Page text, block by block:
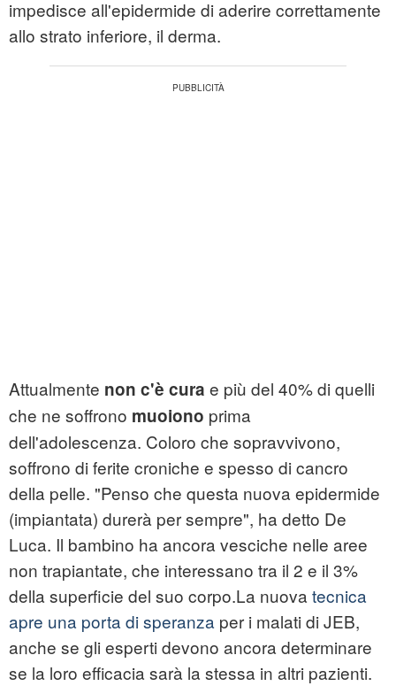
impedisce all'epidermide di aderire correttamente
allo strato inferiore, il derma.
Attualmente non c'è cura e più del 40% di quelli
che ne soffrono muoiono prima
dell'adolescenza. Coloro che sopravvivono,
soffrono di ferite croniche e spesso di cancro
della pelle. "Penso che questa nuova epidermide
(impiantata) durerà per sempre", ha detto De
Luca. Il bambino ha ancora vesciche nelle aree
non trapiantate, che interessano tra il 2 e il 3%
della superficie del suo corpo.La nuova tecnica
apre una porta di speranza per i malati di JEB,
anche se gli esperti devono ancora determinare
se la loro efficacia sarà la stessa in altri pazienti.